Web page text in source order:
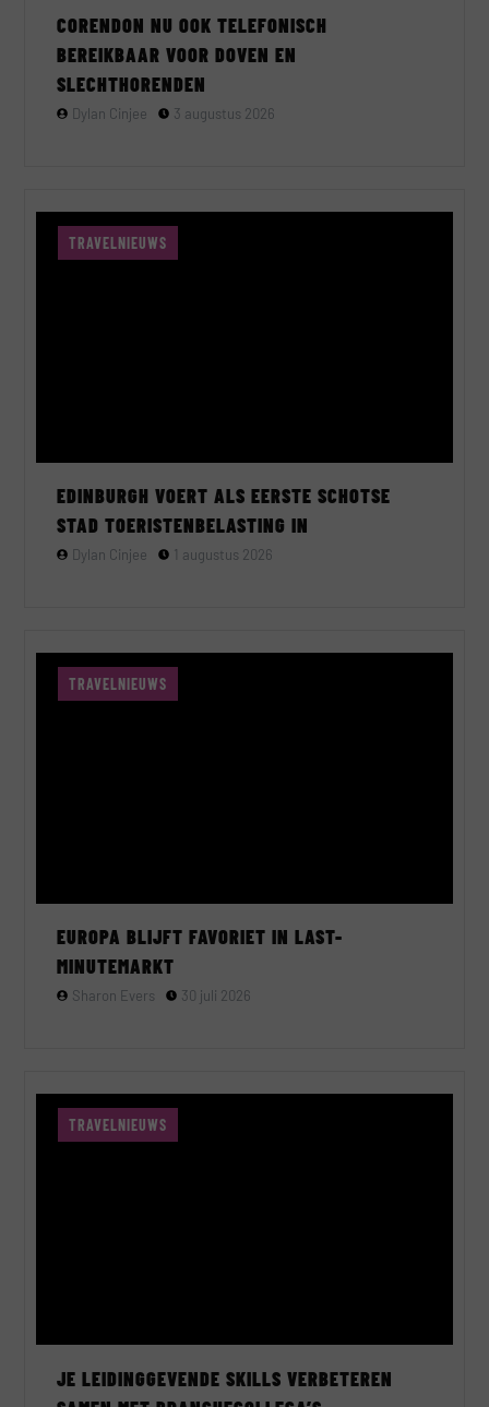
CORENDON NU OOK TELEFONISCH
BEREIKBAAR VOOR DOVEN EN
SLECHTHORENDEN
Dylan Cinjee 3 augustus 2026
TRAVELNIEUWS
EDINBURGH VOERT ALS EERSTE SCHOTSE
STAD TOERISTENBELASTING IN
Dylan Cinjee 1 augustus 2026
TRAVELNIEUWS
EUROPA BLIJFT FAVORIET IN LAST-
MINUTEMARKT
Sharon Evers 30 juli 2026
TRAVELNIEUWS
JE LEIDINGGEVENDE SKILLS VERBETEREN